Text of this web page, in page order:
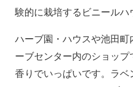
験的に栽培するビニール
ハーブ園・ハウスや池田
ーブセンター内のショッ
香りでいっぱいです。ラ